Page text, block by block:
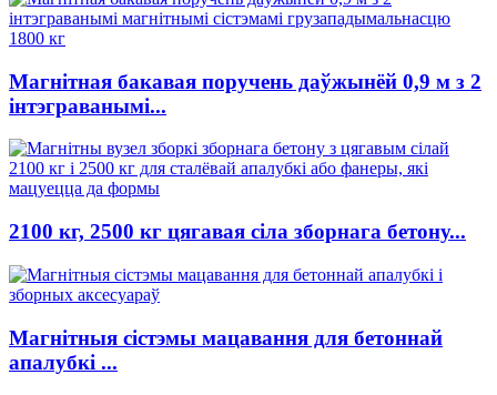
Магнітная бакавая поручень даўжынёй 0,9 м з 2
інтэграванымі...
2100 кг, 2500 кг цягавая сіла зборнага бетону...
Магнітныя сістэмы мацавання для бетоннай
апалубкі ...